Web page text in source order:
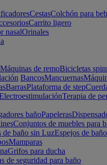
CestasColchón para
Carrito ligero
nasalOrinales
Máquinas de remoBicicletas
BancosMancuernas
BarrasPlataforma de step
Terapia de
bañoPapeleras
Conjuntos de muebles para
de baño sin LuzEspejos de
Mamparas
Grifos para ducha
de seguridad para baño